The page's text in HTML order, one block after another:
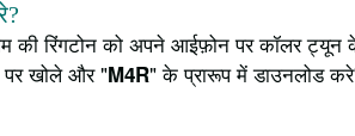
की रिंगटोन को अपने आईफ़ोन पर कॉलर
पर खोले और "M4R" के प्रारूप में डाउनलोड